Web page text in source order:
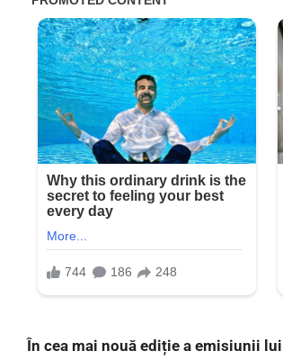
În cea mai nouă ediție a emisiunii